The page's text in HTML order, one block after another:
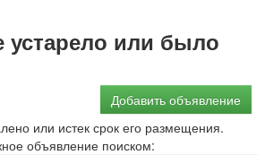
или было
Добавить объявление
или истек срок его размещения.
объявление поиском: